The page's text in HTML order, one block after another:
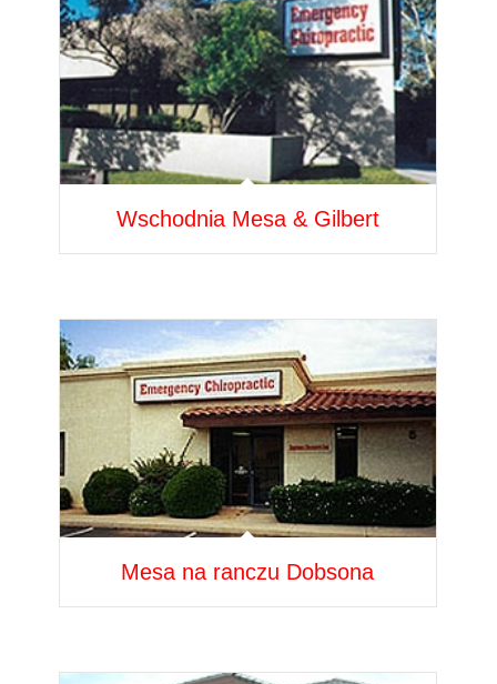
Wschodnia Mesa & Gilbert
Mesa na ranczu Dobsona